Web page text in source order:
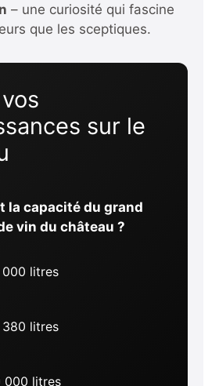
– une curiosité qui fascine
que les sceptiques.
sur le
la capacité du grand
vin du château ?
000 litres
380 litres
000 litres